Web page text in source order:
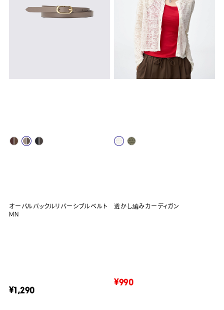
オーバルバックルリバーシブルベルト
MN
¥1,290
透かし編みカーディガン
¥990